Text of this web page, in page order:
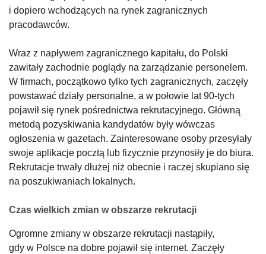
i dopiero wchodzących na rynek zagranicznych
pracodawców.
Wraz z napływem zagranicznego kapitału, do Polski
zawitały zachodnie poglądy na zarządzanie personelem.
W firmach, początkowo tylko tych zagranicznych, zaczęły
powstawać działy personalne, a w połowie lat 90-tych
pojawił się rynek pośrednictwa rekrutacyjnego. Główną
metodą pozyskiwania kandydatów były wówczas
ogłoszenia w gazetach. Zainteresowane osoby przesyłały
swoje aplikacje pocztą lub fizycznie przynosiły je do biura.
Rekrutacje trwały dłużej niż obecnie i raczej skupiano się
na poszukiwaniach lokalnych.
Czas wielkich zmian w obszarze rekrutacji
Ogromne zmiany w obszarze rekrutacji nastąpiły,
gdy w Polsce na dobre pojawił się internet. Zaczęły